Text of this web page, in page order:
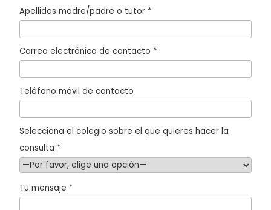
Apellidos madre/padre o tutor *
Correo electrónico de contacto *
Teléfono móvil de contacto
Selecciona el colegio sobre el que quieres hacer la
consulta *
Tu mensaje *